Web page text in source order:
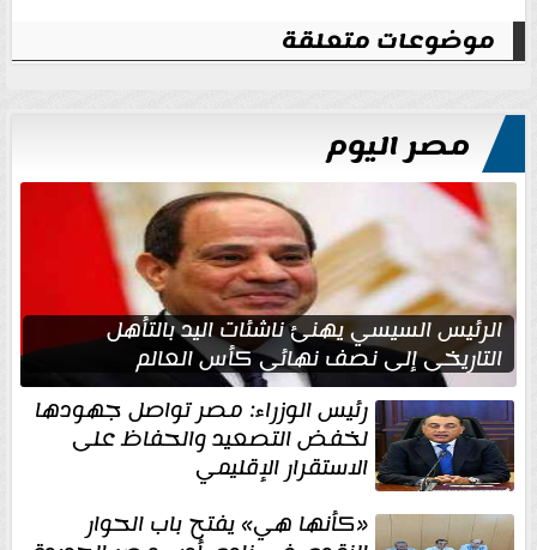
موضوعات متعلقة
مصر اليوم
الرئيس السيسي يهنئ ناشئات اليد بالتأهل
التاريخي إلى نصف نهائي كأس العالم
رئيس الوزراء: مصر تواصل جهودها
لخفض التصعيد والحفاظ على
الاستقرار الإقليمي
«كأنها هي» يفتح باب الحوار